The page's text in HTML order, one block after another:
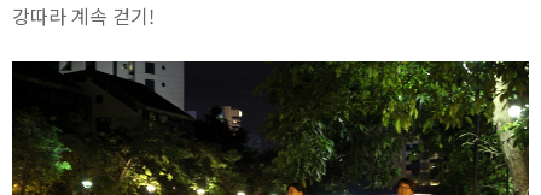
강따라 계속 걷기!